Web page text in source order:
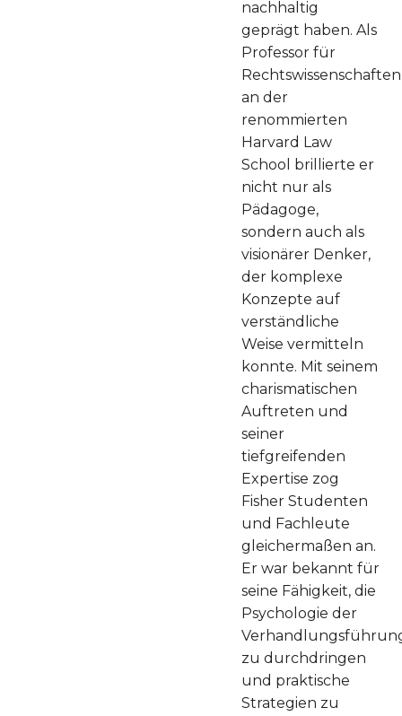
nachhaltig
geprägt haben. Als
Professor für
Rechtswissenschaften
an der
renommierten
Harvard Law
School brillierte er
nicht nur als
Pädagoge,
sondern auch als
visionärer Denker,
der komplexe
Konzepte auf
verständliche
Weise vermitteln
konnte. Mit seinem
charismatischen
Auftreten und
seiner
tiefgreifenden
Expertise zog
Fisher Studenten
und Fachleute
gleichermaßen an.
Er war bekannt für
seine Fähigkeit, die
Psychologie der
zu durchdringen
und praktische
Strategien zu